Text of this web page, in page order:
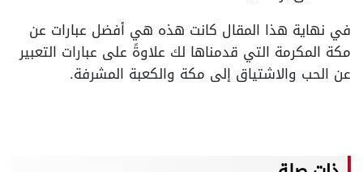
في نهاية هذا المقال كانت هذه هي أفضل عبارات عن
مكة المكرمة التي قدمناها لك علاوةً على عبارات التعبير
عن الحب والاشتياق إلى مكة والكعبة المشرفة.